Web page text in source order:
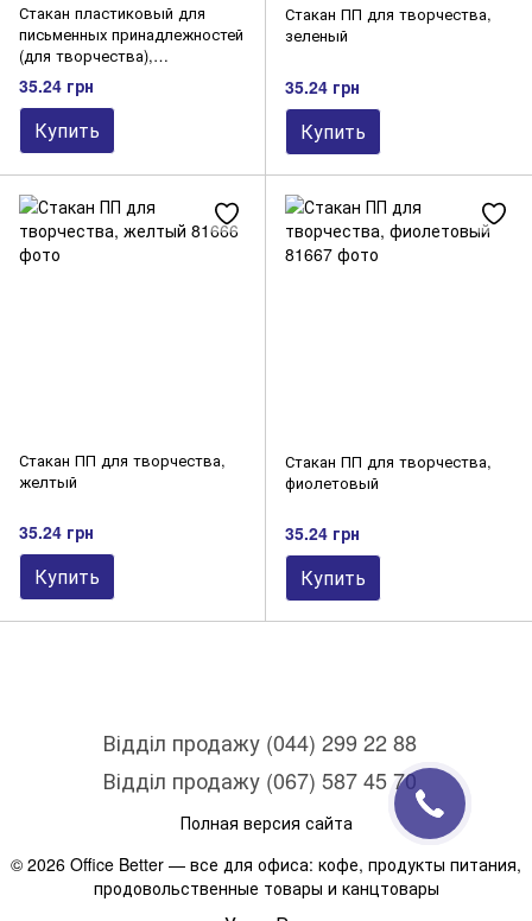
Стакан пластиковый для
письменных принадлежностей
(для творчества),
квадратный, черный cvСтакан
пластиковый для письменных
принадлежностей (для
творчества), квадратный,
черный
35.24 грн
Купить
Стакан ПП для творчества,
зеленый
35.24 грн
Купить
Стакан ПП для творчества,
желтый
35.24 грн
Купить
Стакан ПП для творчества,
фиолетовый
35.24 грн
Купить
Відділ продажу (044) 299 22 88
Відділ продажу (067) 587 45 70
Полная версия сайта
© 2026 Office Better — все для офиса: кофе, продукты питания,
продовольственные товары и канцтовары